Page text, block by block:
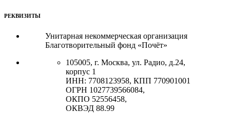
РЕКВИЗИТЫ
Унитарная некоммерческая организация
Благотворительный фонд «Почёт»
105005, г. Москва, ул. Радио, д.24,
корпус 1
ИНН: 7708123958, КПП 770901001
ОГРН 1027739566084,
ОКПО 52556458,
ОКВЭД 88.99